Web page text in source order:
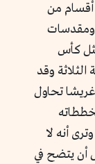
من
ومقدسات
كأس
وقد
تحاول
أنه لا
أن يتضح في